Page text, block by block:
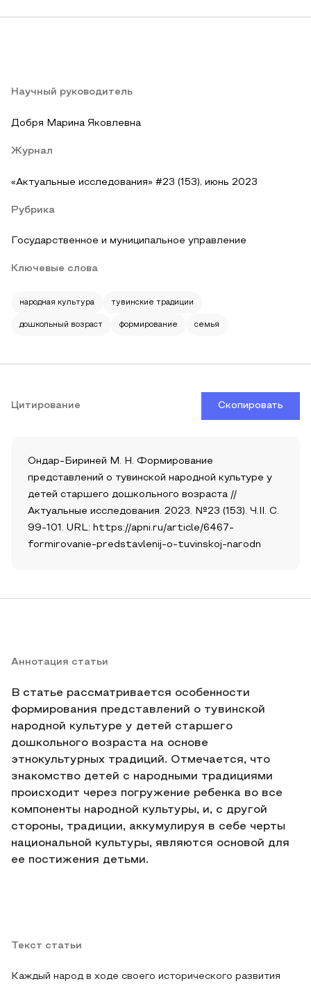
Научный руководитель
Добря Марина Яковлевна
Журнал
«Актуальные исследования» #23 (153), июнь 2023
Рубрика
Государственное и муниципальное управление
Ключевые слова
народная культура тувинские традиции
дошкольный возраст формирование семья
Цитирование Скопировать
Ондар-Бириней М. Н. Формирование
представлений о тувинской народной культуре у
детей старшего дошкольного возраста //
Актуальные исследования. 2023. №23 (153). Ч.II. С.
99-101. URL: https://apni.ru/article/6467-
formirovanie-predstavlenij-o-tuvinskoj-narodn
Аннотация статьи
В статье рассматривается особенности
формирования представлений о тувинской
народной культуре у детей старшего
дошкольного возраста на основе
этнокультурных традиций. Отмечается, что
знакомство детей с народными традициями
происходит через погружение ребенка во все
компоненты народной культуры, и, с другой
стороны, традиции, аккумулируя в себе черты
национальной культуры, являются основой для
ее постижения детьми.
Текст статьи
Каждый народ в ходе своего исторического развития